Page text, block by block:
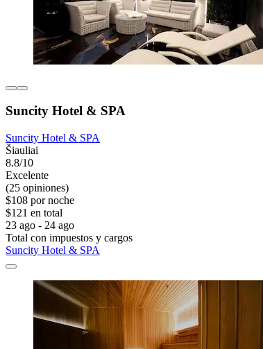
Suncity Hotel & SPA
Suncity Hotel & SPA
Šiauliai
8.8/10
Excelente
(25 opiniones)
$108 por noche
$121 en total
23 ago - 24 ago
Total con impuestos y cargos
Suncity Hotel & SPA